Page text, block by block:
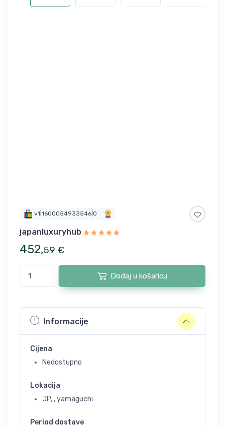
v1|1600054933546|0
japanluxuryhub
452,59 €
Dodaj u košaricu
Informacije
Cijena
Nedostupno
Lokacija
JP, , yamaguchi
Period dostave